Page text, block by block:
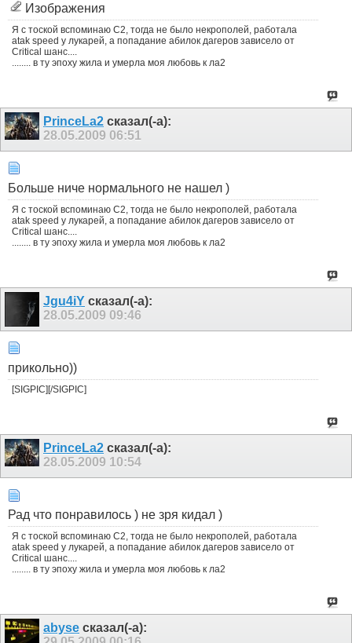
Изображения
Я с тоской вспоминаю С2, тогда не было некрополей, работала
atak speed у лукарей, а попадание абилок дагеров зависело от
Critical шанс....
........ в ту эпоху жила и умерла моя любовь к ла2
PrinceLa2 сказал(-а):
28.05.2009 06:51
Больше ниче нормального не нашел )
Я с тоской вспоминаю С2, тогда не было некрополей, работала
atak speed у лукарей, а попадание абилок дагеров зависело от
Critical шанс....
........ в ту эпоху жила и умерла моя любовь к ла2
Jgu4iY сказал(-а):
28.05.2009 09:46
прикольно))
[SIGPIC][/SIGPIC]
PrinceLa2 сказал(-а):
28.05.2009 10:54
Рад что понравилось ) не зря кидал )
Я с тоской вспоминаю С2, тогда не было некрополей, работала
atak speed у лукарей, а попадание абилок дагеров зависело от
Critical шанс....
........ в ту эпоху жила и умерла моя любовь к ла2
abyse сказал(-а):